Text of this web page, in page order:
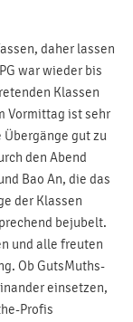
daher lassen
war wieder bis
Klassen
Vormittag ist sehr
gut zu
den Abend
Bao An, die das
der Klassen
bejubelt.
und alle freuten
Ob GutsMuths-
einsetzen,
Profis